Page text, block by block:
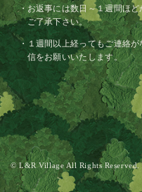
お返事には数日～１週間ほ
ご了承下さい。
１週間以上経ってもご連絡
信をお願いいたします。
© L&R Village All Rights Reserved.